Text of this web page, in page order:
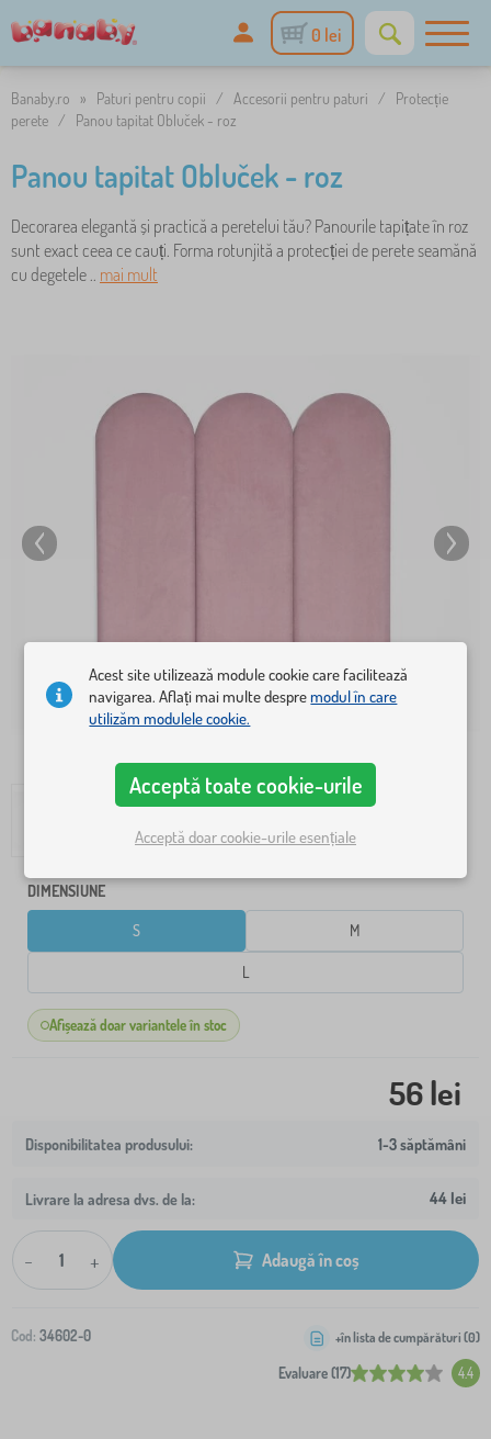
0 lei
Banaby.ro » Paturi pentru copii / Accesorii pentru paturi /
Protecție
perete / Panou tapitat Obluček - roz
Panou tapitat Obluček - roz
Decorarea elegantă și practică a peretelui tău? Panourile tapițate în roz
sunt exact ceea ce cauți. Forma rotunjită a protecției de perete seamănă
cu degetele .. mai mult
DIMENSIUNE
S M
L
Afișează doar variantele în stoc
56 lei
1-3 săptămâni
Livrare la adresa dvs. de la: 44 lei
- + Adaugă în coș
Cod: 34602-0
Evaluare (17) 4.4
+în lista de cumpărături (0)
Acest site utilizează module cookie care facilitează
navigarea. Aflați mai multe despremodul în care
utilizăm modulele cookie.
Acceptă toate cookie-urile
Acceptă doar cookie-urile esențiale